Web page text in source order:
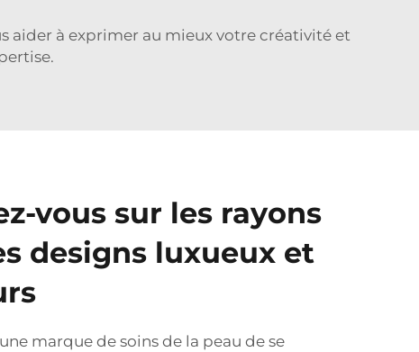
aider à exprimer au mieux votre créativité et
vous sur les rayons
designs luxueux et
marque de soins de la peau de se